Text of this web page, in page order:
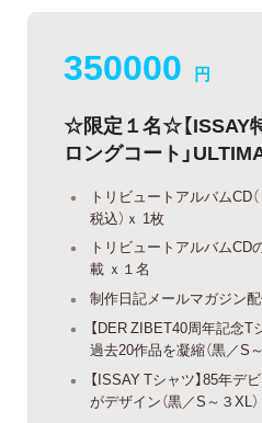
350000 円
☆限定１名☆【ISSAY
ロングコート」
トリビュートアルバムCD
税込）ｘ 1枚
トリビュートアルバムCD
載 ｘ１名
制作日記メールマガジン
【DER ZIBET40周年記念T
過去20作品を凝縮（黒／S
【ISSAY Tシャツ】85年デ
がデザイン（黒／S～３XL